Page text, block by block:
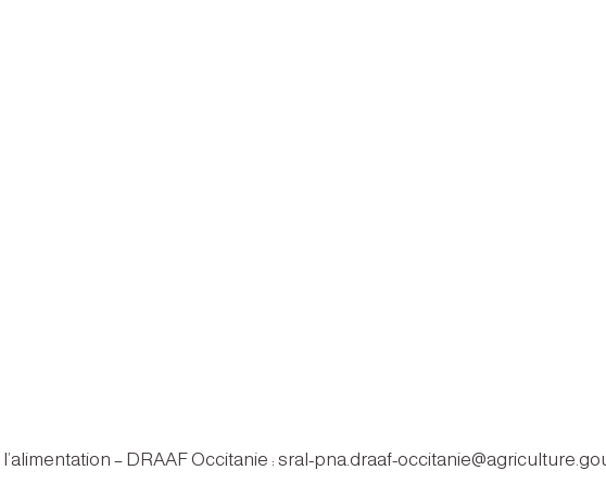
– DRAAF Occitanie : sral-pna.draaf-